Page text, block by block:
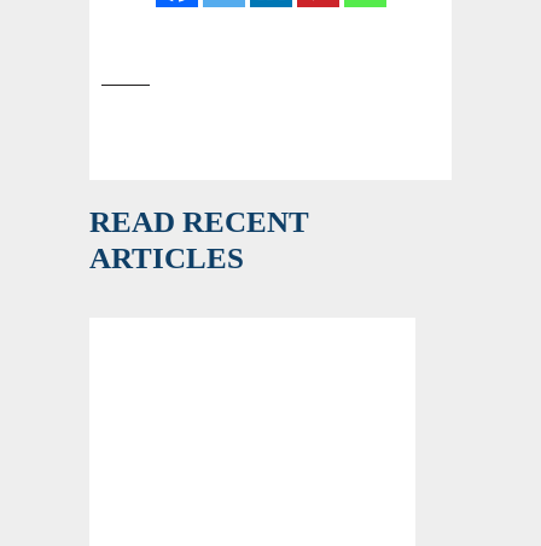
READ RECENT
ARTICLES